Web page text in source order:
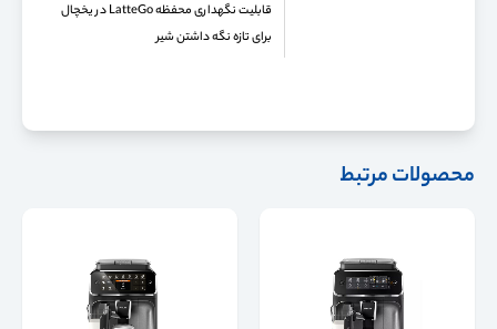
قابلیت نگهداری محفظه LatteGo در یخچال
برای تازه نگه داشتن شیر
محصولات مرتبط